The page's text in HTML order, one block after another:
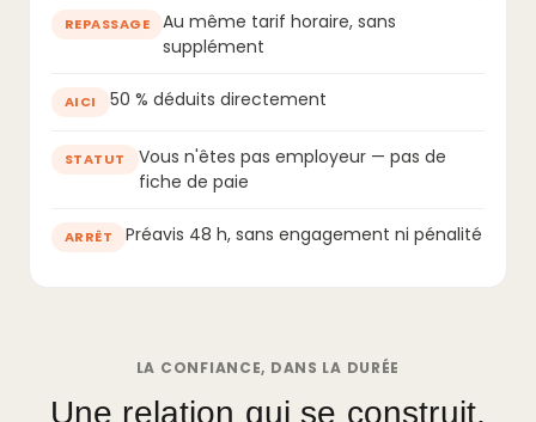
REPASSAGE
Au même tarif horaire, sans
supplément
AICI 50 % déduits directement
STATUT
Vous n'êtes pas employeur — pas de
fiche de paie
ARRÊT Préavis 48 h, sans engagement ni pénalité
LA CONFIANCE, DANS LA DURÉE
Une relation qui se construit,